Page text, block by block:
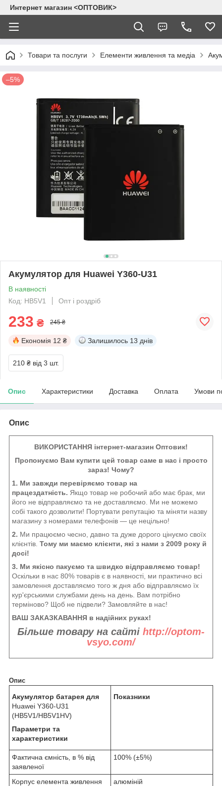
Интернет магазин <ОПТОВИК>
Товари та послуги Елементи живлення та медіа
–5%
Акумулятор для Huawei Y360-U31
В наявності
Код: HB5V1
Опт і роздріб
233 ₴ 245 ₴
Економія 12 ₴ Залишилось 13 днів
210 ₴ від 3 шт.
Опис Характеристики Доставка Оплата Умови
Опис
ВИКОРИСТАННЯ інтернет-магазин Оптовик!
Пропонуємо Вам купити цей товар саме в нас і просто
зараз! Чому?
1. Ми завжди перевіряємо товар на
працездатність. Якщо товар не робочий або має брак, ми
його не відправляємо та не доставляємо. Ми не можемо
собі такого дозволити! Портувати репутацію та міняти назву
магазину з номерами телефонів — це нецільно!
2. Ми працюємо чесно, давно та дуже дорого цінуємо своїх
клієнтів. Тому ми маємо клієнти, які з нами з 2009 року й
досі!
3. Ми якісно пакуємо та швидко відправляємо товар!
Оскільки в нас 80% товарів є в наявності, ми практично всі
замовлення доставляємо того ж дня або відправляємо їх
кур'єрськими службами день на день. Вам потрібно
терміново? Щоб не підвели? Замовляйте в нас!
ВАШ ЗАКАЗКАВАННЯ в надійних руках!
Більше товару на сайті http://optom-
vsyo.com/
Опис
Акумулятор батарея для
Huawei Y360-U31
(HB5V1/HB5V1HV)
Параметри та
характеристики
Показники
Фактична ємність, в % від
заявленої
100% (±5%)
Корпус елемента живлення
алюміній